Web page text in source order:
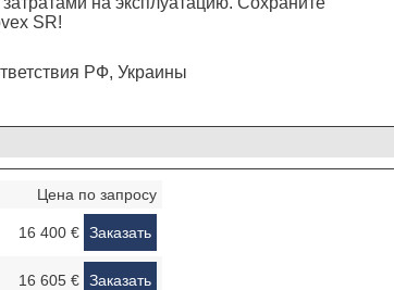
SR!
РФ, Украины
Цена по запросу
16 400 € Заказать
16 605 € Заказать